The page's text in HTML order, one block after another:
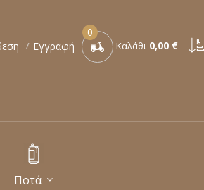
Εγγραφή
0
Καλάθι 0,00 €
Ποτά